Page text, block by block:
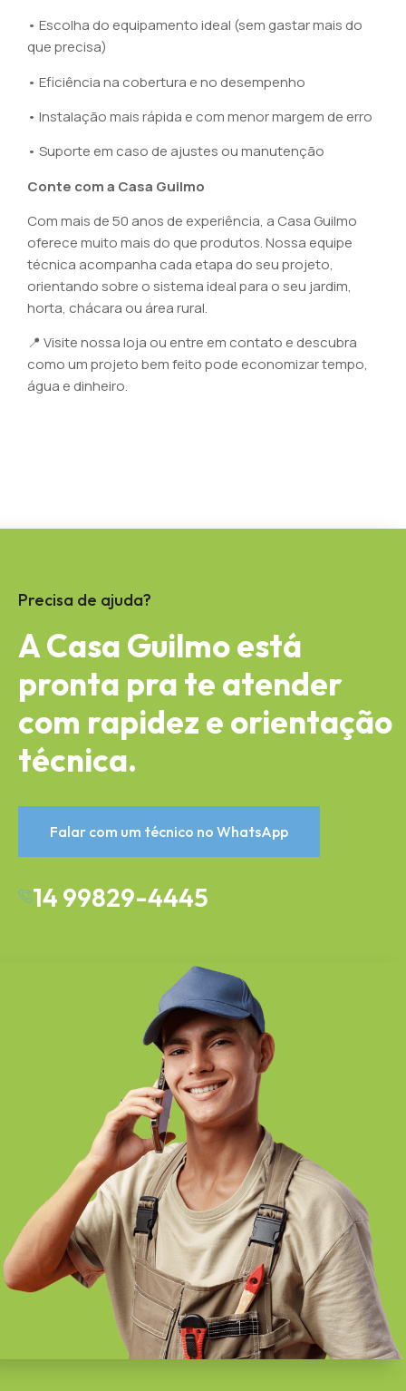
• Escolha do equipamento ideal (sem gastar mais do
que precisa)
• Eficiência na cobertura e no desempenho
• Instalação mais rápida e com menor margem de erro
• Suporte em caso de ajustes ou manutenção
Conte com a Casa Guilmo
Com mais de 50 anos de experiência, a Casa Guilmo
oferece muito mais do que produtos. Nossa equipe
técnica acompanha cada etapa do seu projeto,
orientando sobre o sistema ideal para o seu jardim,
horta, chácara ou área rural.
📍 Visite nossa loja ou entre em contato e descubra
como um projeto bem feito pode economizar tempo,
água e dinheiro.
Precisa de ajuda?
A Casa Guilmo está
pronta pra te atender
com rapidez e orientação
técnica.
Falar com um técnico no WhatsApp
14 99829-4445